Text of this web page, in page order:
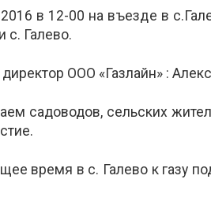
в 12-00 на въезде в
с. Галево.
ООО «Газлайн» :
садоводов, сельских
время в с. Галево к газу